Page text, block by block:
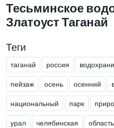
Тесьминское
Златоуст Таганай
Теги
таганай россия
пейзаж осень осенний
национальный парк
урал челябинская область